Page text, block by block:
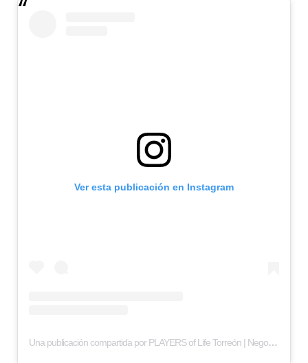
Ver esta publicación en Instagram
Una publicación compartida por PLAYERS of Life Torreón | Negocios y estilo de vida (@playerstorreon)